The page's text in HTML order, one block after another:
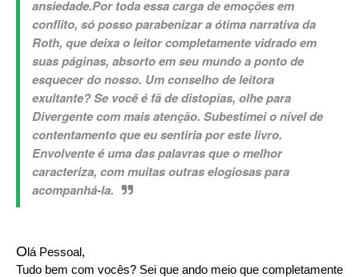
ansiedade.Por toda essa carga de emoções em
conflito, só posso parabenizar a ótima narrativa da
Roth, que deixa o leitor completamente vidrado em
suas páginas, absorto em seu mundo a ponto de
esquecer do nosso. Um conselho de leitora
exultante? Se você é fã de distopias, olhe para
Divergente com mais atenção. Subestimei o nível de
contentamento que eu sentiria por este livro.
Envolvente é uma das palavras que o melhor
caracteriza, com muitas outras elogiosas para
acompanhá-la.
Olá Pessoal,
Tudo bem com vocês? Sei que ando meio que completamente